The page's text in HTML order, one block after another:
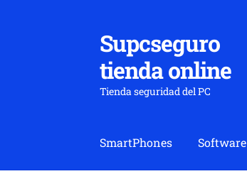
Ir
a
la
navegación
Ir
al
contenido
Supcseguro
tienda online
Tienda seguridad del PC
SmartPhones Software